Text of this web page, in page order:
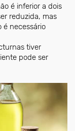
é inferior a dois
reduzida, mas
é necessário
tiver
pode ser